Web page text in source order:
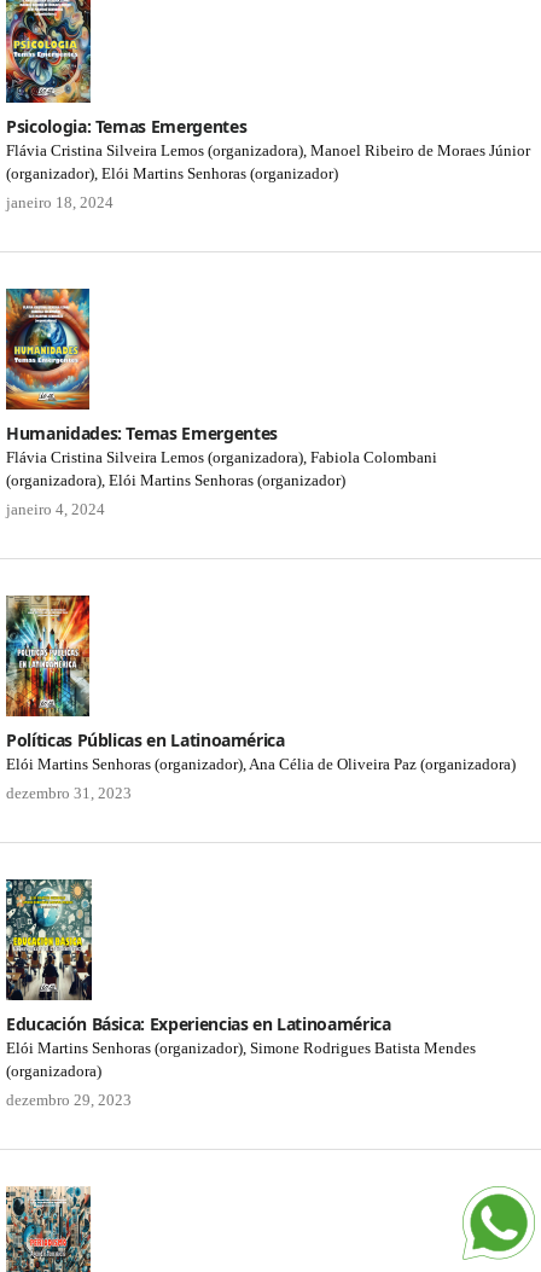
Psicologia: Temas Emergentes
Flávia Cristina Silveira Lemos (organizadora), Manoel Ribeiro de Moraes Júnior
(organizador), Elói Martins Senhoras (organizador)
janeiro 18, 2024
Humanidades: Temas Emergentes
Flávia Cristina Silveira Lemos (organizadora), Fabiola Colombani
(organizadora), Elói Martins Senhoras (organizador)
janeiro 4, 2024
Políticas Públicas en Latinoamérica
Elói Martins Senhoras (organizador), Ana Célia de Oliveira Paz (organizadora)
dezembro 31, 2023
Educación Básica: Experiencias en Latinoamérica
Elói Martins Senhoras (organizador), Simone Rodrigues Batista Mendes
(organizadora)
dezembro 29, 2023